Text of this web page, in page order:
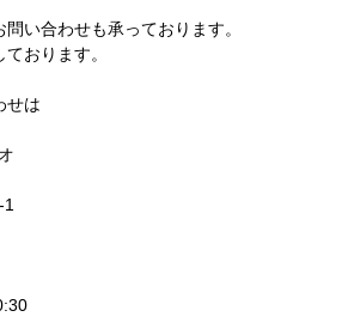
い合わせも承っております。
おります。
せは